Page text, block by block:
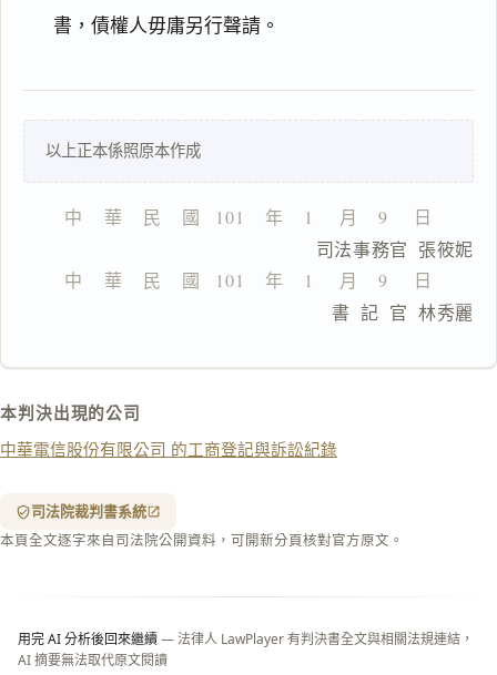
書，債權人毋庸另行聲請。
以上正本係照原本作成
中    華    民    國   101    年    1     月    9     日
                        司法事務官  張筱妮
中    華    民    國   101    年    1     月    9     日
                        書  記  官  林秀麗
本判決出現的公司
中華電信股份有限公司 的工商登記與訴訟紀錄
司法院裁判書系統
本頁全文逐字來自司法院公開資料，可開新分頁核對官方原文。
用完 AI 分析後回來繼續— 法律人 LawPlayer 有判決書全文與相關法規連結，
AI 摘要無法取代原文閱讀
複
文